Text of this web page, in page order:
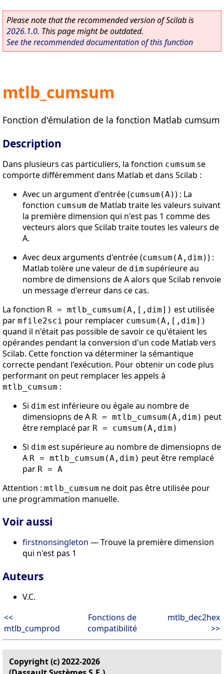
Please note that the recommended version of Scilab is
2026.1.0. This page might be outdated.
See the recommended documentation of this function
mtlb_cumsum
Fonction d'émulation de la fonction Matlab cumsum
Description
Dans plusieurs cas particuliers, la fonction cumsum se
comporte différemment dans Matlab et dans Scilab :
Avec un argument d'entrée (cumsum(A)) : La
fonction cumsum de Matlab traite les valeurs suivant
la première dimension qui n'est pas 1 comme des
vecteurs alors que Scilab traite toutes les valeurs de
A.
Avec deux arguments d'entrée (cumsum(A,dim)) :
Matlab tolère une valeur de dim supérieure au
nombre de dimensions de A alors que Scilab renvoie
un message d'erreur dans ce cas.
La fonction R = mtlb_cumsum(A,[,dim]) est utilisée
par mfile2sci pour remplacer cumsum(A,[,dim])
quand il n'était pas possible de savoir ce qu'étaient les
opérandes pendant la conversion d'un code Matlab vers
Scilab. Cette fonction va déterminer la sémantique
correcte pendant l'exécution. Pour obtenir un code plus
performant on peut remplacer les appels à
mtlb_cumsum :
Si dim est inférieure ou égale au nombre de
dimensiopns de A R = mtlb_cumsum(A,dim) peut
être remplacé par R = cumsum(A,dim)
Si dim est supérieure au nombre de dimensiopns de
A R = mtlb_cumsum(A,dim) peut être remplacé
par R = A
Attention : mtlb_cumsum ne doit pas être utilisée pour
une programmation manuelle.
Voir aussi
firstnonsingleton — Trouve la première dimension
qui n'est pas 1
Auteurs
V.C.
<<
mtlb_cumprod
Fonctions de
compatibilité
mtlb_dec2hex
>>
Copyright (c) 2022-2026